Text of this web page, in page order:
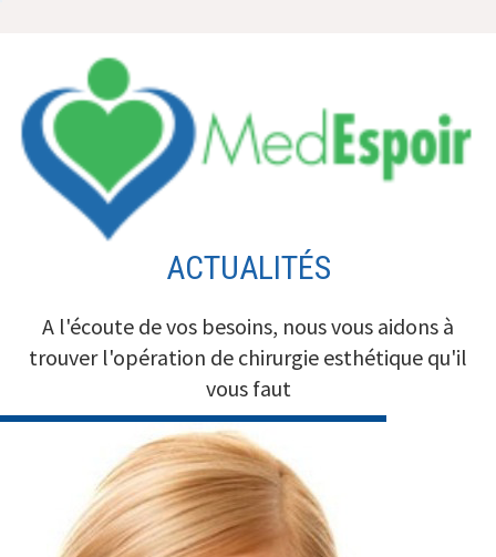
contenu
ACTUALITÉS
A l'écoute de vos besoins, nous vous aidons à
trouver l'opération de chirurgie esthétique qu'il
vous faut